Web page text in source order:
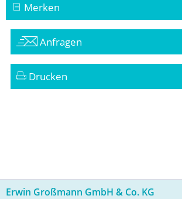
Merken
Anfragen
Drucken
Erwin Großmann GmbH & Co. KG